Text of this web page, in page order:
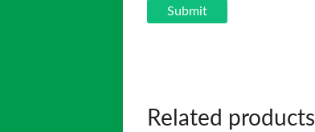
Related products